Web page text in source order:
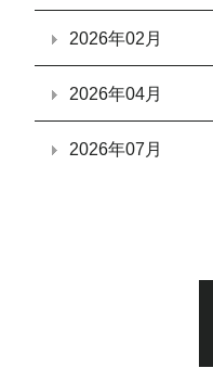
2026年02月
2026年04月
2026年07月